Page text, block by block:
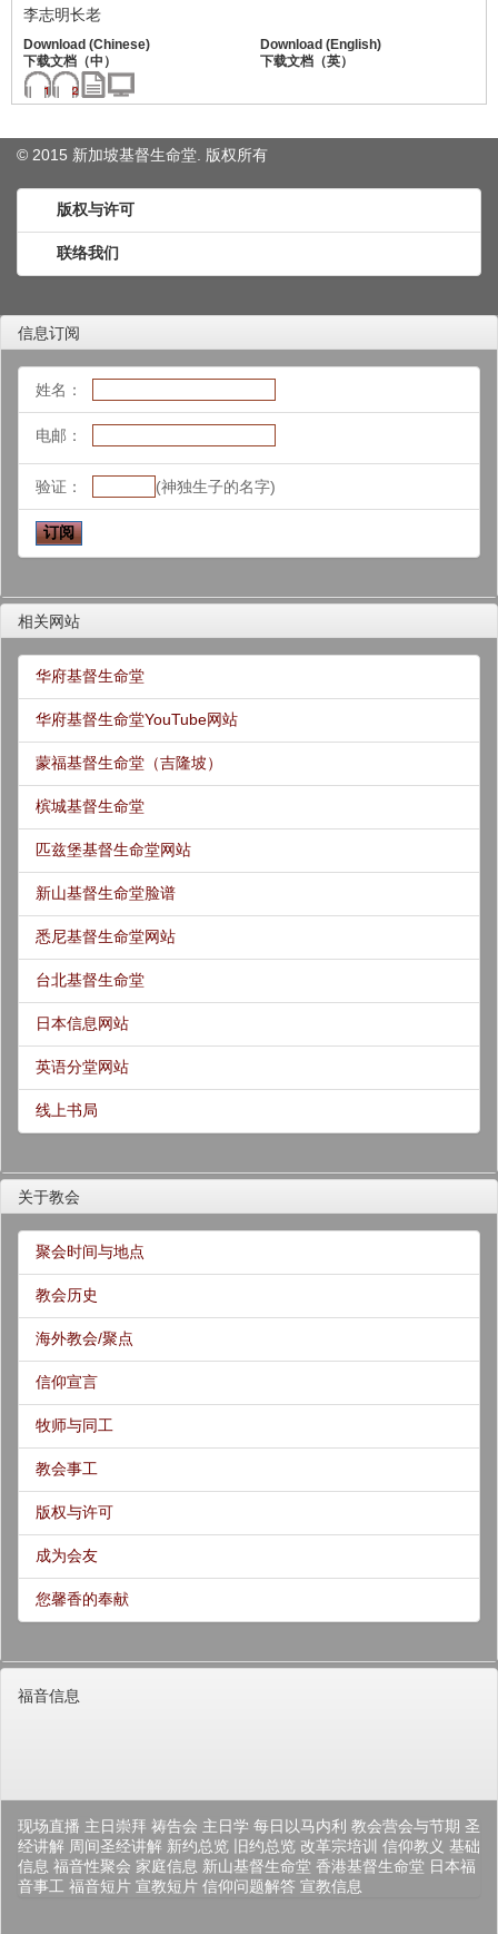
李志明长老
© 2015 新加坡基督生命堂. 版权所有
版权与许可
联络我们
信息订阅
姓名：
电邮：
验证： (神独生子的名字)
相关网站
华府基督生命堂
华府基督生命堂YouTube网站
蒙福基督生命堂（吉隆坡）
槟城基督生命堂
匹兹堡基督生命堂网站
新山基督生命堂脸谱
悉尼基督生命堂网站
台北基督生命堂
日本信息网站
英语分堂网站
线上书局
关于教会
聚会时间与地点
教会历史
海外教会/聚点
信仰宣言
牧师与同工
教会事工
版权与许可
成为会友
您馨香的奉献
福音信息
现场直播 主日崇拜 祷告会 主日学 每日以马内利 教会营会与节期 圣
经讲解 周间圣经讲解 新约总览 旧约总览 改革宗培训 信仰教义 基础
信息 福音性聚会 家庭信息 新山基督生命堂 香港基督生命堂 日本福
音事工 福音短片 宣教短片 信仰问题解答 宣教信息